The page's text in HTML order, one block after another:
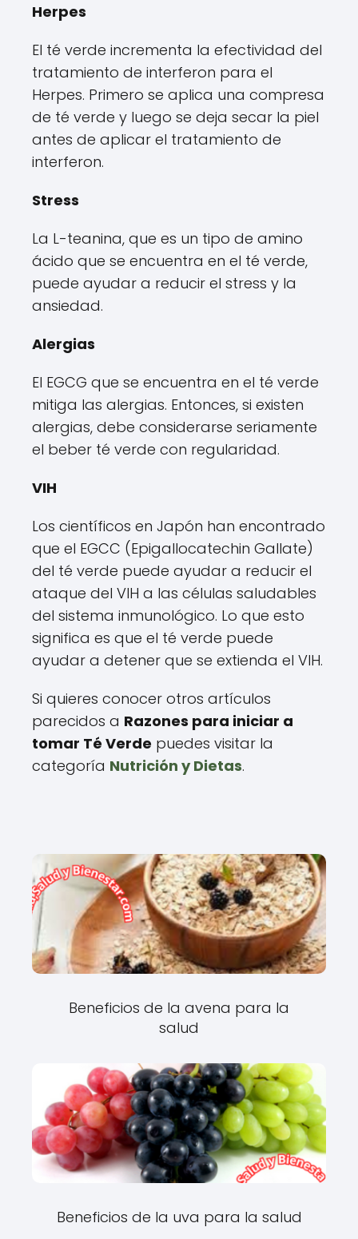
Herpes
El té verde incrementa la efectividad del
tratamiento de interferon para el
Herpes. Primero se aplica una compresa
de té verde y luego se deja secar la piel
antes de aplicar el tratamiento de
interferon.
Stress
La L-teanina, que es un tipo de amino
ácido que se encuentra en el té verde,
puede ayudar a reducir el stress y la
ansiedad.
Alergias
El EGCG que se encuentra en el té verde
mitiga las alergias. Entonces, si existen
alergias, debe considerarse seriamente
el beber té verde con regularidad.
VIH
Los científicos en Japón han encontrado
que el EGCC (Epigallocatechin Gallate)
del té verde puede ayudar a reducir el
ataque del VIH a las células saludables
del sistema inmunológico. Lo que esto
significa es que el té verde puede
ayudar a detener que se extienda el VIH.
Si quieres conocer otros artículos
parecidos a Razones para iniciar a
tomar Té Verde puedes visitar la
categoría Nutrición y Dietas.
Beneficios de la avena para la
salud
Beneficios de la uva para la salud